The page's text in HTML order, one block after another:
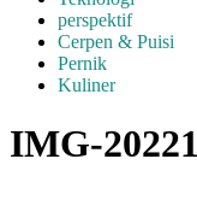
perspektif
Cerpen & Puisi
Pernik
Kuliner
IMG-